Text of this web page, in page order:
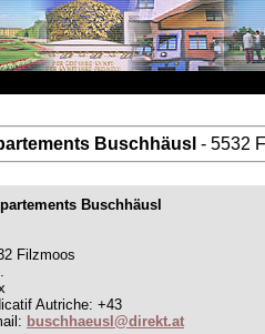
Buschhäusl - 5532
Buschhäusl
Filzmoos
Autriche: +43
buschhaeusl@direkt.at